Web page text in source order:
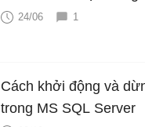
24/06 1
Cách khởi động và
trong MS SQL Server